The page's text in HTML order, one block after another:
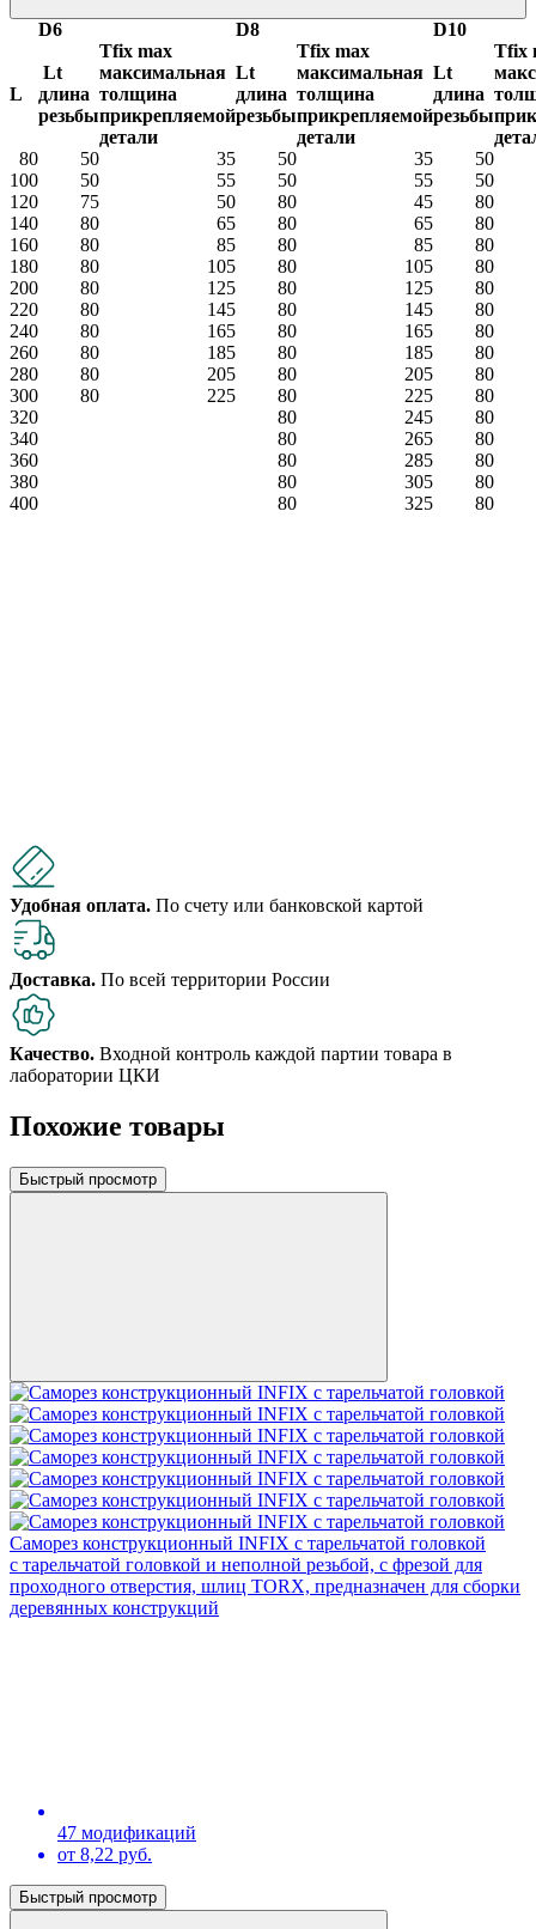
D6 D8 D10
L
Lt
длина
резьбы
Tfix max
максимальная
толщина
прикрепляемой
детали
Lt
длина
резьбы
Tfix max
максимальная
толщина
прикрепляемой
детали
Lt
длина
резьбы
Tfix
80
50 35 50 35
50
100
50 55 50 55
50
120
75 50 80 45
80
140
80 65 80 65
80
160
80 85 80 85
80
180
80 105 80 105
80
200
80 125 80 125
80
220
80 145 80 145
80
240
80 165 80 165
80
260
80 185 80 185
80
280
80 205 80 205
80
300
80 225 80 225
80
320
80 245
80
340
80 265
80
360
80 285
80
380
80 305
80
400
80 325 80
Удобная оплата. По счету или банковской картой
Доставка. По всей территории России
Качество. Входной контроль каждой партии товара в
лаборатории ЦКИ
Похожие товары
Быстрый просмотр
Саморез конструкционный INFIX с тарельчатой головкой
c тарельчатой головкой и неполной резьбой, с фрезой для
проходного отверстия, шлиц TORX, предназначен для сборки
деревянных конструкций
47 модификаций
от 8,22 руб.
Быстрый просмотр